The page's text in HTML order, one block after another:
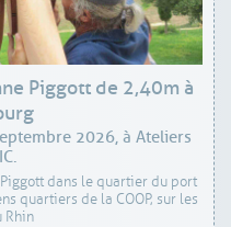
Piggott de 2,40m à
2026, à Ateliers
dans le quartier du port
quartiers de la COOP, sur les
Rhin